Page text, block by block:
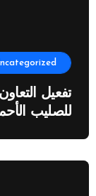
تفعيل
للصليب